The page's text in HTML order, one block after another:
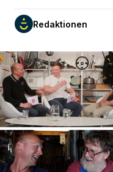
Redaktionen